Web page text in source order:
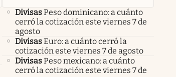
DivisasPeso dominicano: a cuánto
cerró la cotización este viernes 7 de
agosto
DivisasEuro: a cuánto cerró la
cotización este viernes 7 de agosto
DivisasPeso mexicano: a cuánto
cerró la cotización este viernes 7 de